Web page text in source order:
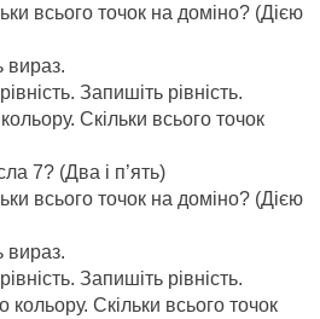
всього точок на доміно? (Дією
вираз.
Запишіть рівність.
Скільки всього точок
7? (Два і п’ять)
всього точок на доміно? (Дією
вираз.
Запишіть рівність.
кольору. Скільки всього точок